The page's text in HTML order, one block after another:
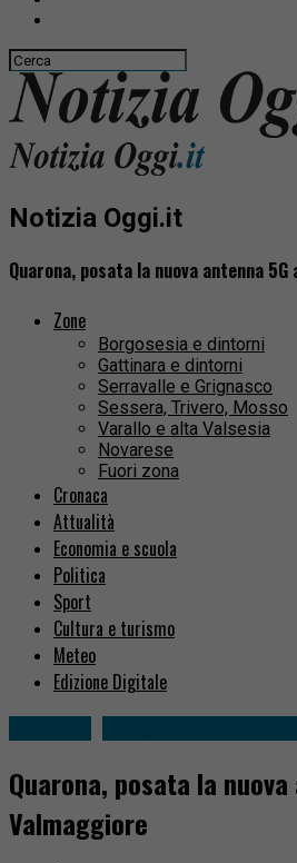
Notizia Oggi.it
Quarona, posata la nuova antenna 5G
Zone
Borgosesia e dintorni
Gattinara e dintorni
Serravalle e Grignasco
Sessera, Trivero, Mosso
Varallo e alta Valsesia
Novarese
Fuori zona
Cronaca
Attualità
Economia e scuola
Politica
Sport
Cultura e turismo
Meteo
Edizione Digitale
Quarona, posata la nuova
Valmaggiore